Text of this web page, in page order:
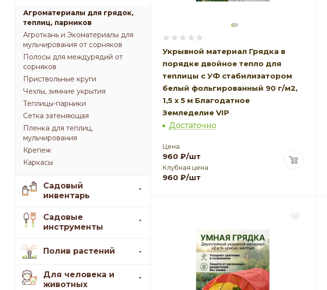
Укрывной материал Грядка в
порядке двойное тепло для
теплицы с УФ стабилизатором
белый фольгированный 90 г/м2,
1,5 х 5 м Благодатное
Земледелие VIP
Достаточно
Цена
960 ₽/шт
Клубная цена
960 ₽/шт
Агроматериалы для грядок,
теплиц, парников
Агроткань и Экоматериалы для
мульчирования от сорняков
Полосы для междурядий от
сорняков
Приствольные круги
Чехлы, зимние укрытия
Теплицы-парники
Сетка затеняющая
Пленка для теплиц,
мульчирования
Крепеж
Каркасы
Садовый
инвентарь
Садовые
инструменты
Полив растений
Для человека и
животных